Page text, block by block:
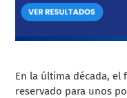
En la última década, el
reservado para unos